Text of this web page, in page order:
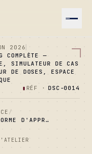
2026
COMPLÈTE —
SIMULATEUR DE CAS
DE DOSES, ESPACE
▮ RÉF · DSC-0014
/
D'APPR…